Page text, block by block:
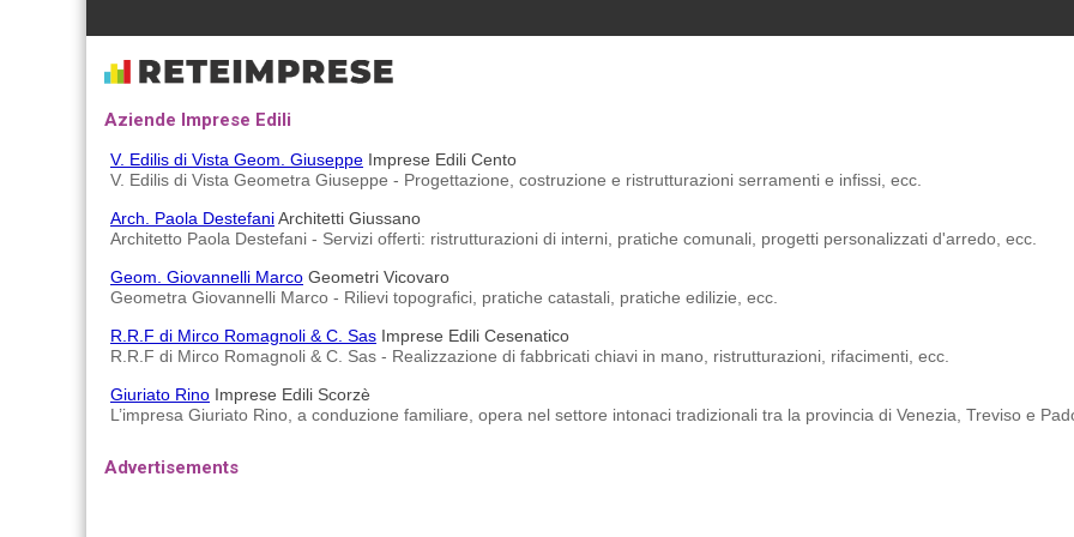
Aziende Imprese Edili
V. Edilis di Vista Geom. Giuseppe Imprese Edili Cento
V. Edilis di Vista Geometra Giuseppe - Progettazione, costruzione e ristrutturazioni serramenti e infissi, ecc.
Arch. Paola DestefaniArchitetti Giussano
Architetto Paola Destefani - Servizi offerti: ristrutturazioni di interni, pratiche comunali, progetti personalizzati d'arredo, ecc.
Geom. Giovannelli Marco Geometri Vicovaro
Geometra Giovannelli Marco - Rilievi topografici, pratiche catastali, pratiche edilizie, ecc.
R.R.F di Mirco Romagnoli & C. Sas Imprese Edili Cesenatico
R.R.F di Mirco Romagnoli & C. Sas - Realizzazione di fabbricati chiavi in mano, ristrutturazioni, rifacimenti, ecc.
Giuriato Rino Imprese Edili Scorzè
L’impresa Giuriato Rino, a conduzione familiare, opera nel settore intonaci tradizionali tra la provincia di Venezia, Treviso e
Advertisements